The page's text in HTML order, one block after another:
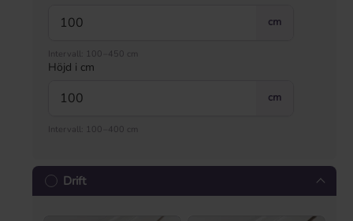
cm
Intervall: 100–450 cm
Höjd i cm
cm
Intervall: 100–400 cm
Drift